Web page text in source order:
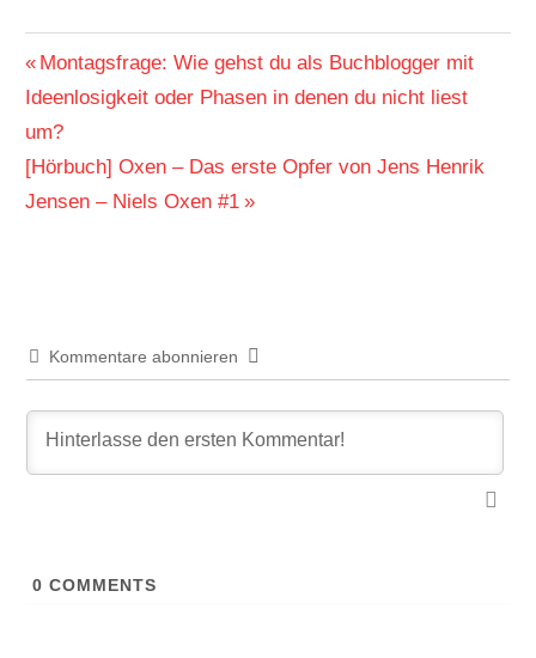
Beitragsnavigation
Vorheriger
Beitrag:
Montagsfrage: Wie gehst du als Buchblogger mit
Ideenlosigkeit oder Phasen in denen du nicht liest
um?
Nächster
Beitrag:
[Hörbuch] Oxen – Das erste Opfer von Jens Henrik
Jensen – Niels Oxen #1
Kommentare abonnieren
0 COMMENTS